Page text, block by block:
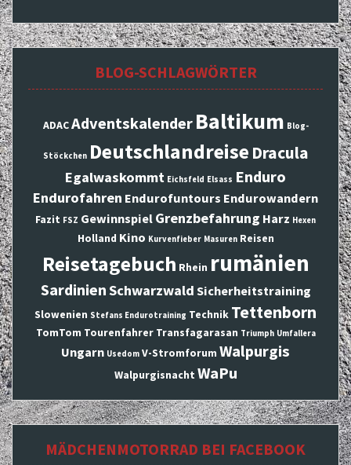
BLOG-SCHLAGWÖRTER
ADACAdventskalender Baltikum Blog-
Stöckchen Deutschlandreise Dracula
Egalwaskommt Eichsfeld Elsass Enduro
Endurofahren Endurofuntours Endurowandern
Fazit FSZ Gewinnspiel Grenzbefahrung Harz Hexen
Holland Kino Kurvenfieber Masuren Reisen
Reisetagebuch Rhein rumänien
SardinienSchwarzwald Sicherheitstraining
Slowenien Stefans Endurotraining Technik Tettenborn
TomTom Tourenfahrer Transfagarasan Triumph Umfallera
Ungarn Usedom V-Stromforum Walpurgis
Walpurgisnacht WaPu
MÄDCHENMOTORRAD BEI FACEBOOK